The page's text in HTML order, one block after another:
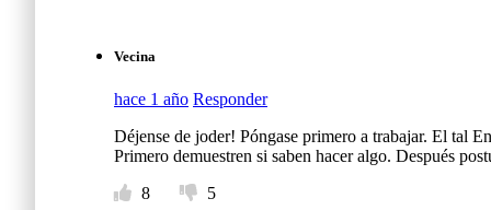
Vecina
hace 1 año Responder
Déjense de joder! Póngase primero a trabajar. El tal
Primero demuestren si saben hacer algo. Después
8
5